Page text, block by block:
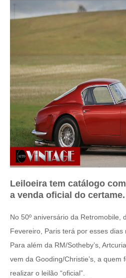
Leiloeira tem catálogo
a venda oficial do certame.
No 50º aniversário da Retromobile,
Fevereiro, Paris terá por esses dias
Para além da RM/Sotheby’s,
vem da Gooding/Christie’s, a quem
realizar o leilão “oficial”.